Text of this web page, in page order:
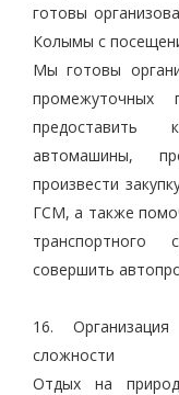
готовы
Колымы с
Мы готовы
промежуточных
предоставить
автомашины,
произвести
ГСМ, а также
совершить
16.
сложности
Отдых на